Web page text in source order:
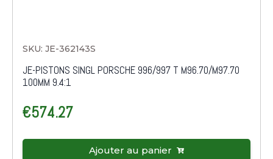
SKU: JE-362143S
JE-PISTONS SINGL PORSCHE 996/997 T M96.70/M97.70
100MM 9.4:1
€574.27
Ajouter au panier